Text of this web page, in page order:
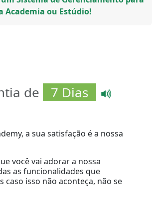
Academia ou Estúdio!
de 7 Dias
a sua satisfação é a nossa
você vai adorar a nossa
as funcionalidades que
caso isso não aconteça, não se